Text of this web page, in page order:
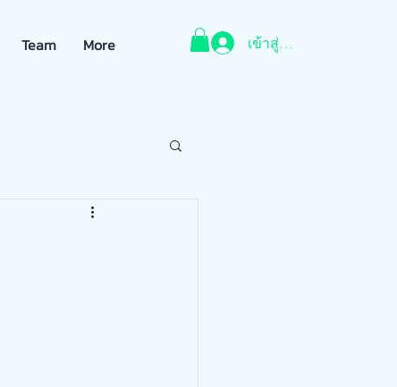
Team More เข้าสู่ระบบ